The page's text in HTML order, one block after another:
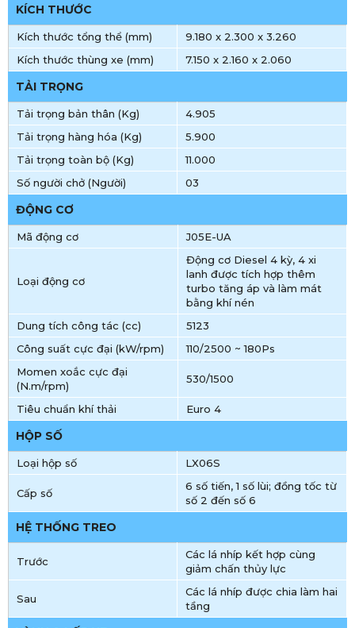
KÍCH THƯỚC
Kích thước tổng thể (mm)
9.180 x 2.300 x 3.260
Kích thước thùng xe (mm)
7.150 x 2.160 x 2.060
TẢI TRỌNG
Tải trọng bản thân (Kg)
4.905
Tải trọng hàng hóa (Kg)
5.900
Tải trọng toàn bộ (Kg)
11.000
Số người chở (Người)
03
ĐỘNG CƠ
Mã động cơ J05E-UA
Loại động cơ
Động cơ Diesel 4 kỳ, 4 xi
lanh được tích hợp thêm
turbo tăng áp và làm mát
bằng khí nén
Dung tích công tác (cc)
5123
Công suất cực đại (kW/rpm)
110/2500 ~ 180Ps
Momen xoắc cực đại
(N.m/rpm)
530/1500
Tiêu chuẩn khí thải Euro 4
HỘP SỐ
Loại hộp số LX06S
Cấp số
6 số tiến, 1 số lùi; đồng tốc từ
số 2 đến số 6
HỆ THỐNG TREO
Trước
Các lá nhíp kết hợp cùng
giảm chấn thủy lực
Sau
Các lá nhíp được chia làm hai
tầng